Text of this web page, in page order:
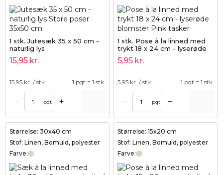
1 stk. Jutesæk 35 x 50 cm -
naturlig lys
15,95 kr.
15,95 kr. / stk. 1 pqt = 1 stk.
– pqt +
1 stk. Pose à la linned med
trykt 18 x 24 cm - lyserøde
blomster
5,95 kr.
5,95 kr. / stk. 1 pqt = 1 stk.
– pqt +
Størrelse: 30x40 cm
Stof: Linen, Bomuld, polyester
Farve:
Størrelse: 15x20 cm
Stof: Linen, Bomuld, polyester
Farve: